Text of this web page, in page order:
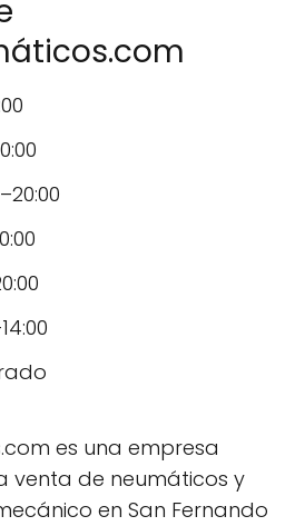
es una empresa
venta de neumáticos y
en San Fernando